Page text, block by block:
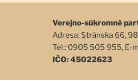
Verejno-súkromné
Adresa: Stránska 66,
Tel.: 0905 505 955, E-
IČO: 45022623